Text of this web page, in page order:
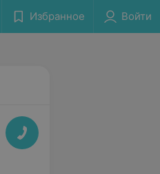
Избранное Войти